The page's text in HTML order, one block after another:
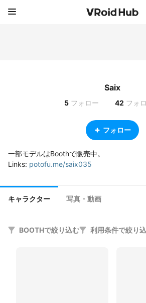
Saix
5 フォロー 42 フォ
フォロー
一部モデルはBoothで販売中。
Links: potofu.me/saix035
キャラクター 写真・動画
BOOTHで絞り込む 利用条件で絞り